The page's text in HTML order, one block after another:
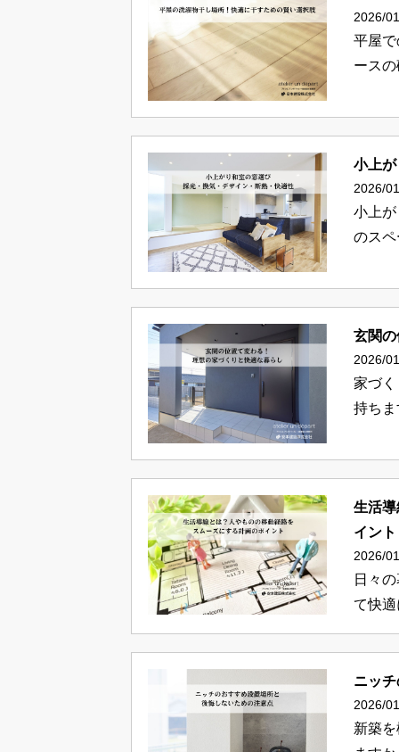
2026/
平屋
ース
小上
2026/
小上
のス
玄関
2026/
家づ
持ち
生活
イント
2026/
日々
て快
ニッ
2026/
新築